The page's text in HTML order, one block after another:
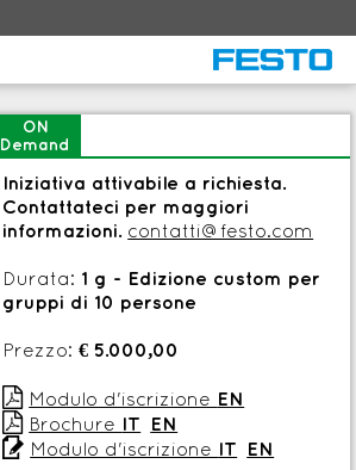
ON
Demand
Iniziativa attivabile a richiesta.
Contattateci per maggiori
informazioni. contatti@festo.com
Durata: 1 g - Edizione custom per
gruppi di 10 persone
Prezzo:€ 5.000,00
 Modulo d'iscrizione EN
 Brochure IT EN
 Modulo d'iscrizione IT EN